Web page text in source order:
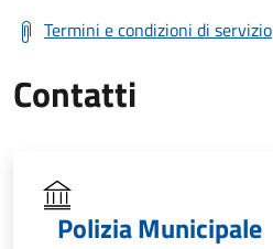
Termini e condizioni di servizio
Contatti
Polizia Municipale